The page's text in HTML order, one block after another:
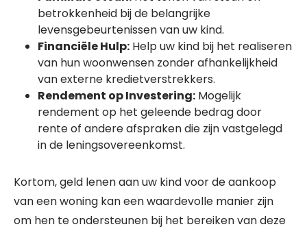
betrokkenheid bij de belangrijke
levensgebeurtenissen van uw kind.
Financiële Hulp: Help uw kind bij het realiseren
van hun woonwensen zonder afhankelijkheid
van externe kredietverstrekkers.
Rendement op Investering: Mogelijk
rendement op het geleende bedrag door
rente of andere afspraken die zijn vastgelegd
in de leningsovereenkomst.
Kortom, geld lenen aan uw kind voor de aankoop
van een woning kan een waardevolle manier zijn
om hen te ondersteunen bij het bereiken van deze